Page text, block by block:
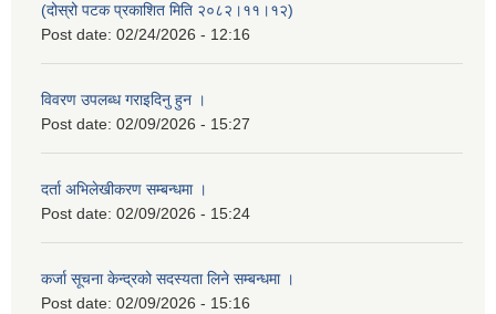
(दोस्रो पटक प्रकाशित मिति २०८२।११।१२)
Post date: 02/24/2026 - 12:16
विवरण उपलब्ध गराइदिनु हुन ।
Post date: 02/09/2026 - 15:27
दर्ता अभिलेखीकरण सम्बन्धमा ।
Post date: 02/09/2026 - 15:24
कर्जा सूचना केन्द्रको सदस्यता लिने सम्बन्धमा ।
Post date: 02/09/2026 - 15:16